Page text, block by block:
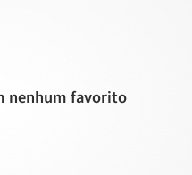
nenhum favorito